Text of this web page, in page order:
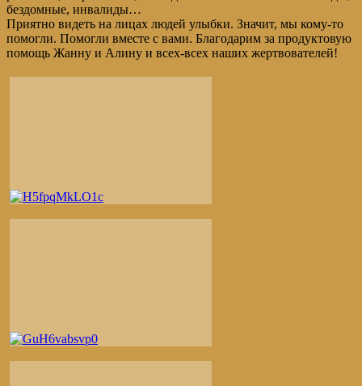
бездомные, инвалиды…
Приятно видеть на лицах людей улыбки. Значит, мы кому-то
помогли. Помогли вместе с вами. Благодарим за продуктовую
помощь Жанну и Алину и всех-всех наших жертвователей!